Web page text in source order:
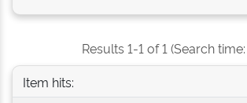
Results 1-1 of 1 (Search
Item hits: